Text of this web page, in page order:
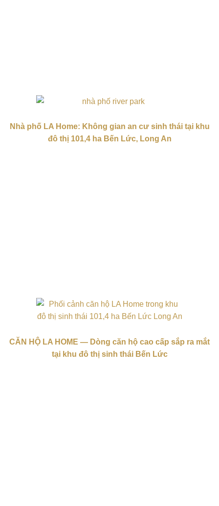
Nhà phố LA Home: Không gian an cư sinh thái tại khu
đô thị 101,4 ha Bến Lức, Long An
CĂN HỘ LA HOME — Dòng căn hộ cao cấp sắp ra mắt
tại khu đô thị sinh thái Bến Lức